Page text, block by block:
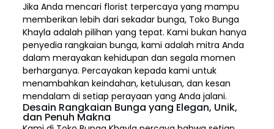
Jika Anda mencari florist terpercaya yang mampu
memberikan lebih dari sekadar bunga, Toko Bunga
Khayla adalah pilihan yang tepat. Kami bukan hanya
penyedia rangkaian bunga, kami adalah mitra Anda
dalam merayakan kehidupan dan segala momen
berharganya. Percayakan kepada kami untuk
menambahkan keindahan, ketulusan, dan kesan
mendalam di setiap perayaan yang Anda jalani.
Desain Rangkaian Bunga yang Elegan, Unik,
dan Penuh Makna